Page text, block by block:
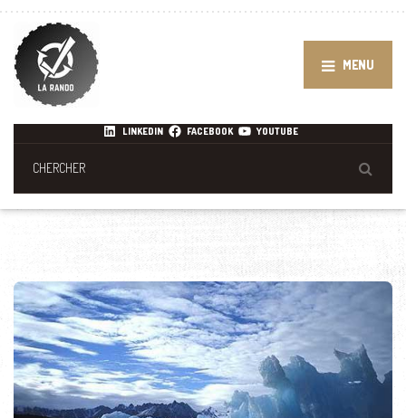
MENU
LINKEDIN FACEBOOK YOUTUBE